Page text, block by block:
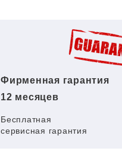
Фирменная гарантия
12 месяцев
Бесплатная
сервисная гарантия